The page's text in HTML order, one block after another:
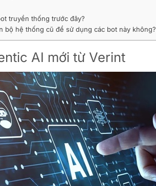
truyền thống trước đây?
bộ hệ thống cũ để sử dụng các bot này không?
AI mới từ Verint